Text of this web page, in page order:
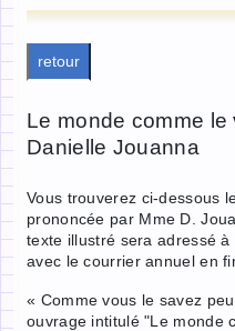
retour
Le monde comme
Danielle Jouanna
Vous trouverez ci-dessous
prononcée par Mme D.
texte illustré sera adressé
avec le courrier annuel en
« Comme vous le savez
ouvrage intitulé "Le monde